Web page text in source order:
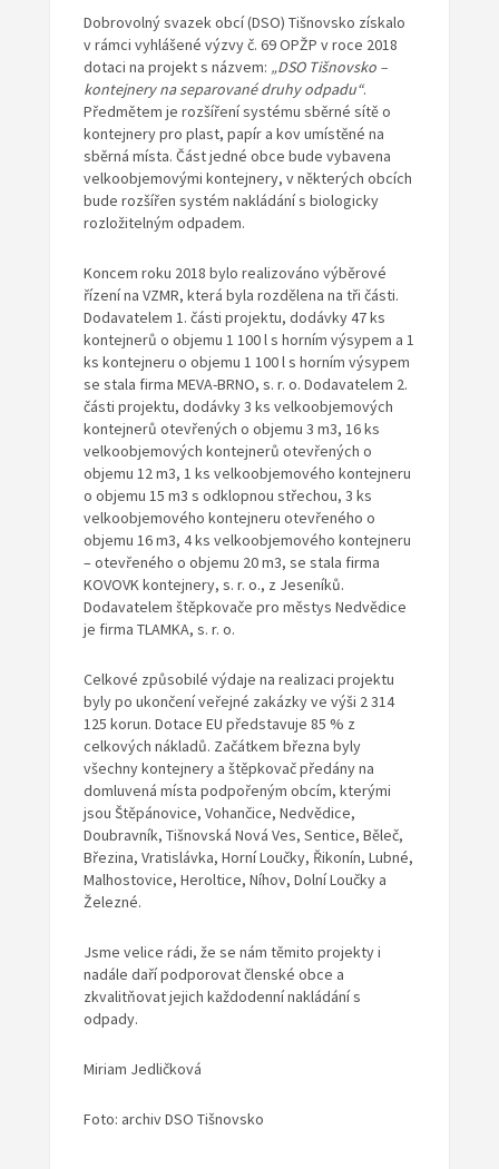
Dobrovolný svazek obcí (DSO) Tišnovsko získalo
v rámci vyhlášené výzvy č. 69 OPŽP v roce 2018
dotaci na projekt s názvem: „DSO Tišnovsko –
kontejnery na separované druhy odpadu“.
Předmětem je rozšíření systému sběrné sítě o
kontejnery pro plast, papír a kov umístěné na
sběrná místa. Část jedné obce bude vybavena
velkoobjemovými kontejnery, v některých obcích
bude rozšířen systém nakládání s biologicky
rozložitelným odpadem.
Koncem roku 2018 bylo realizováno výběrové
řízení na VZMR, která byla rozdělena na tři části.
Dodavatelem 1. části projektu, dodávky 47 ks
kontejnerů o objemu 1 100 l s horním výsypem a 1
ks kontejneru o objemu 1 100 l s horním výsypem
se stala firma MEVA-BRNO, s. r. o. Dodavatelem 2.
části projektu, dodávky 3 ks velkoobjemových
kontejnerů otevřených o objemu 3 m3, 16 ks
velkoobjemových kontejnerů otevřených o
objemu 12 m3, 1 ks velkoobjemového kontejneru
o objemu 15 m3 s odklopnou střechou, 3 ks
velkoobjemového kontejneru otevřeného o
objemu 16 m3, 4 ks velkoobjemového kontejneru
– otevřeného o objemu 20 m3, se stala firma
KOVOVK kontejnery, s. r. o., z Jeseníků.
Dodavatelem štěpkovače pro městys Nedvědice
je firma TLAMKA, s. r. o.
Celkové způsobilé výdaje na realizaci projektu
byly po ukončení veřejné zakázky ve výši 2 314
125 korun. Dotace EU představuje 85 % z
celkových nákladů. Začátkem března byly
všechny kontejnery a štěpkovač předány na
domluvená místa podpořeným obcím, kterými
jsou Štěpánovice, Vohančice, Nedvědice,
Doubravník, Tišnovská Nová Ves, Sentice, Běleč,
Březina, Vratislávka, Horní Loučky, Řikonín, Lubné,
Malhostovice, Heroltice, Níhov, Dolní Loučky a
Železné.
Jsme velice rádi, že se nám těmito projekty i
nadále daří podporovat členské obce a
zkvalitňovat jejich každodenní nakládání s
odpady.
Miriam Jedličková
Foto: archiv DSO Tišnovsko